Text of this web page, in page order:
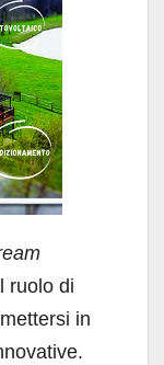
ruolo di
in